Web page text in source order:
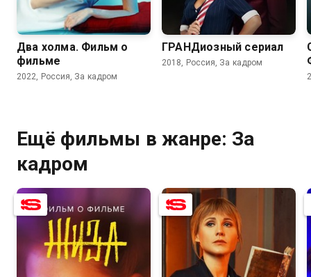
Два холма. Фильм о
фильме
2022, Россия, За кадром
ГРАНДиозный сериал
2018, Россия, За кадром
Ещё фильмы в жанре: За
кадром